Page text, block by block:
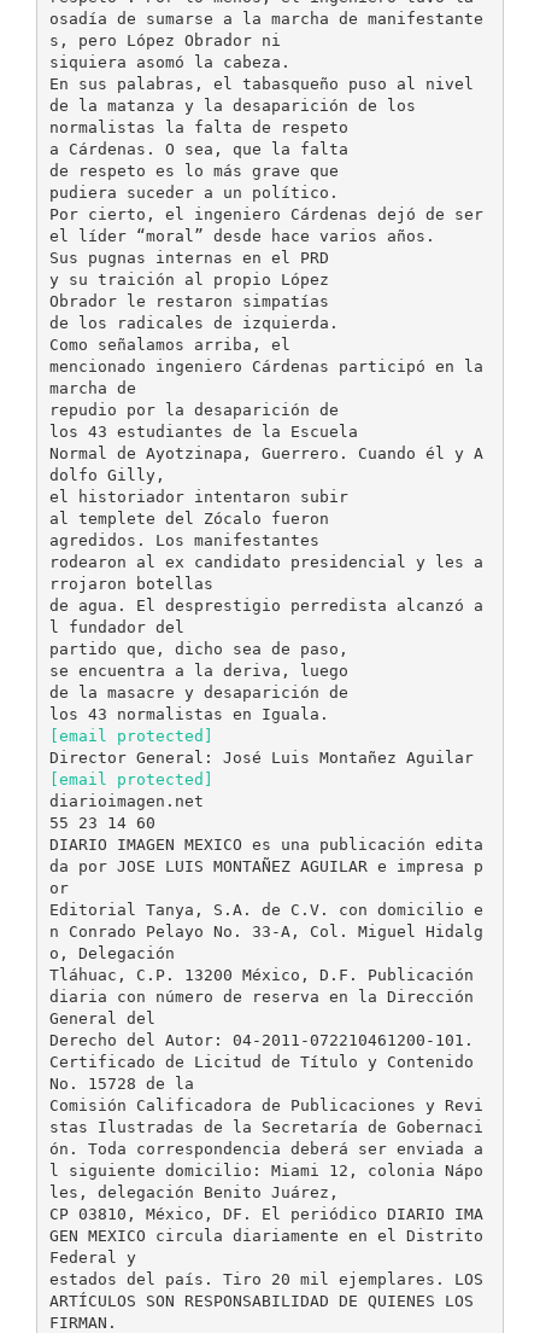
[email protected]
Director General: José Luis Montañez Aguilar
[email protected]
diarioimagen.net
55 23 14 60
DIARIO IMAGEN MEXICO es una publicación edita
da por JOSE LUIS MONTAÑEZ AGUILAR e impresa p
or
Editorial Tanya, S.A. de C.V. con domicilio e
n Conrado Pelayo No. 33-A, Col. Miguel Hidalg
o, Delegación
Tláhuac, C.P. 13200 México, D.F. Publicación
diaria con número de reserva en la Dirección
General del
Derecho del Autor: 04-2011-072210461200-101.
Certificado de Licitud de Título y Contenido
No. 15728 de la
Comisión Calificadora de Publicaciones y Revi
stas Ilustradas de la Secretaría de Gobernaci
ón. Toda correspondencia deberá ser enviada a
l siguiente domicilio: Miami 12, colonia Nápo
les, delegación Benito Juárez,
CP 03810, México, DF. El periódico DIARIO IMA
GEN MEXICO circula diariamente en el Distrito
Federal y
estados del país. Tiro 20 mil ejemplares. LOS
ARTÍCULOS SON RESPONSABILIDAD DE QUIENES LOS
FIRMAN.